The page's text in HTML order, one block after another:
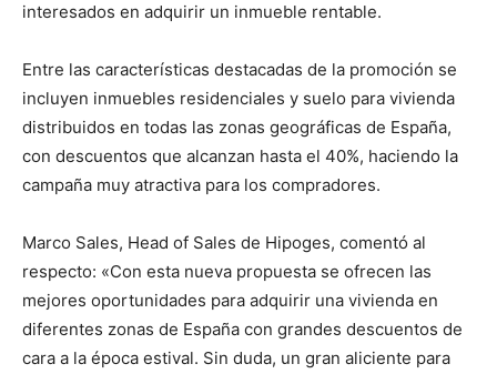
interesados en adquirir un inmueble rentable.
Entre las características destacadas de la promoción se
incluyen inmuebles residenciales y suelo para vivienda
distribuidos en todas las zonas geográficas de España,
con descuentos que alcanzan hasta el 40%, haciendo la
campaña muy atractiva para los compradores.
Marco Sales, Head of Sales de Hipoges, comentó al
respecto: «Con esta nueva propuesta se ofrecen las
mejores oportunidades para adquirir una vivienda en
diferentes zonas de España con grandes descuentos de
cara a la época estival. Sin duda, un gran aliciente para